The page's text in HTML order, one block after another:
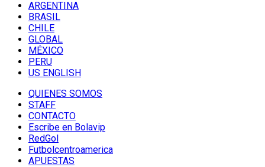
ARGENTINA
BRASIL
CHILE
GLOBAL
MÉXICO
PERU
US ENGLISH
QUIENES SOMOS
STAFF
CONTACTO
Escribe en Bolavip
RedGol
Futbolcentroamerica
APUESTAS